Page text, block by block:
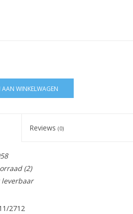
AAN WINKELWAGEN
Reviews (0)
(2)
2712